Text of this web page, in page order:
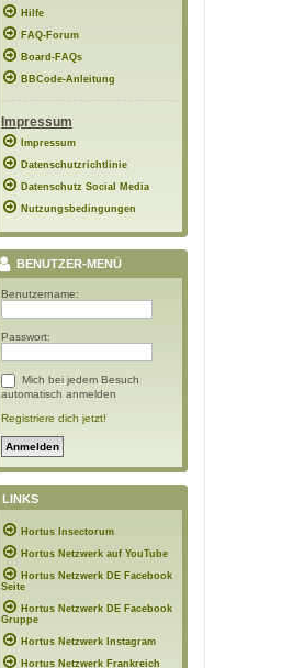
Hilfe
FAQ-Forum
Board-FAQs
BBCode-Anleitung
Impressum
Impressum
Datenschutzrichtlinie
Datenschutz Social Media
Nutzungsbedingungen
BENUTZER-MENÜ
Benutzername:
Passwort:
Mich bei jedem Besuch
automatisch anmelden
Registriere dich jetzt!
LINKS
Hortus Insectorum
Hortus Netzwerk auf YouTube
Hortus Netzwerk DE Facebook
Seite
Hortus Netzwerk DE Facebook
Gruppe
Hortus Netzwerk Instagram
Hortus Netzwerk Frankreich